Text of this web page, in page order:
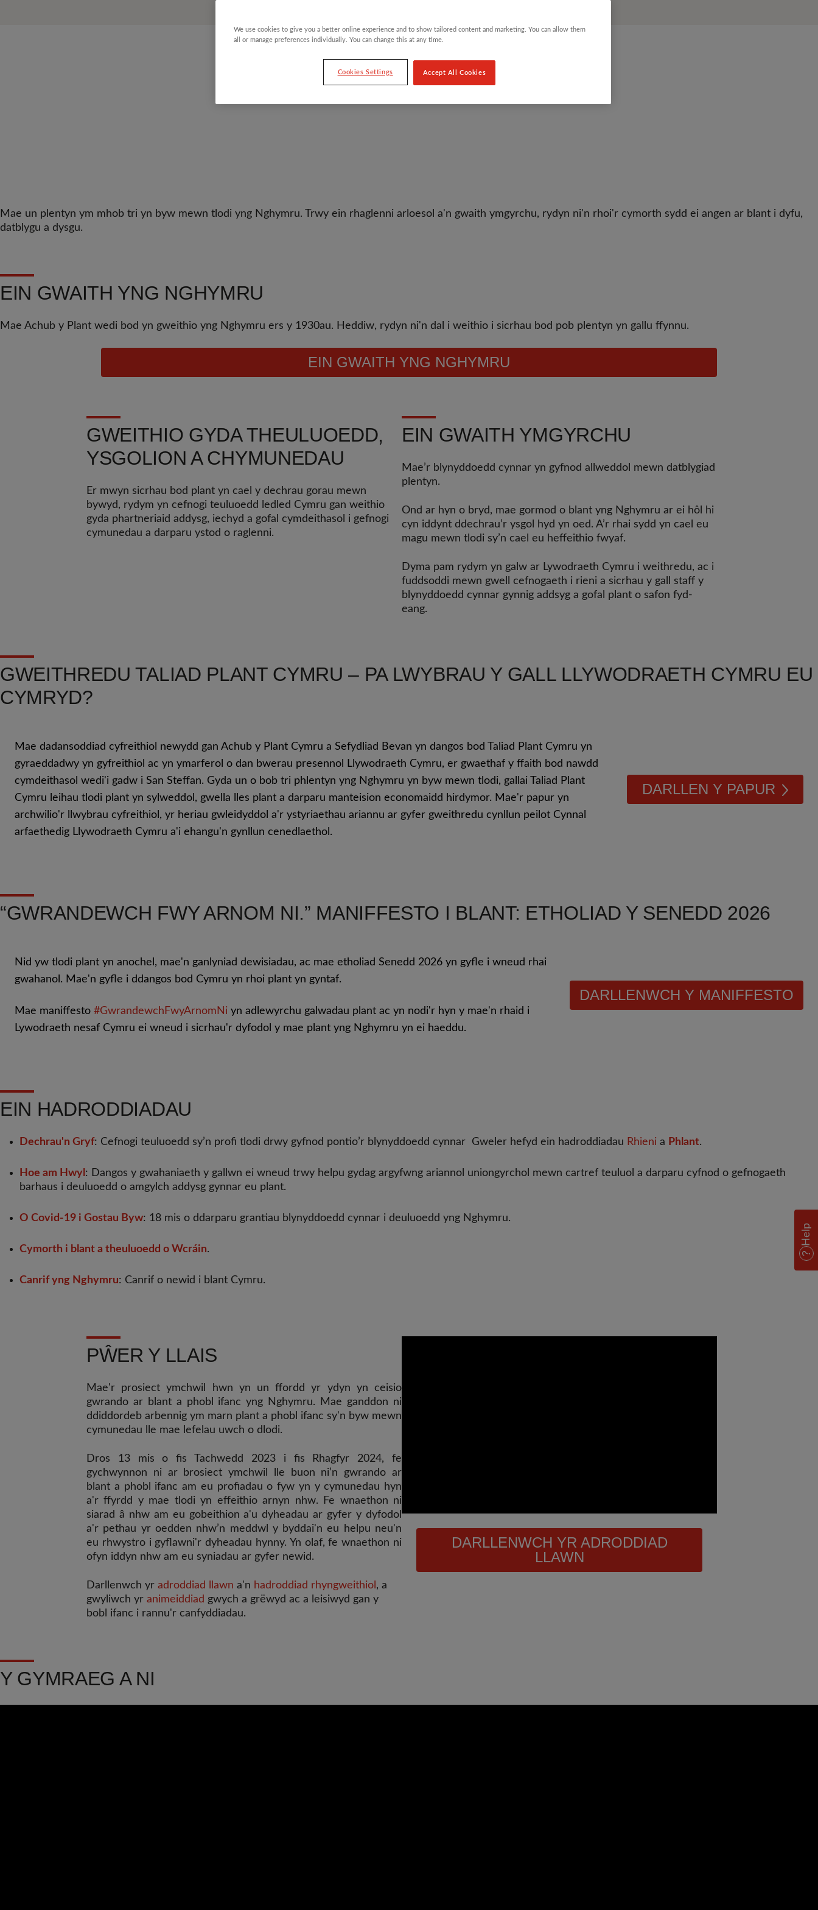
Mae un plentyn ym mhob tri yn byw mewn tlodi yng Nghymru. Trwy ein rhaglenni arloesol a'n gwaith ymgyrchu, rydyn ni'n rhoi'r cymorth sydd ei angen ar blant i dyfu,
datblygu a dysgu.
EIN GWAITH YNG NGHYMRU
Mae Achub y Plant wedi bod yn gweithio yng Nghymru ers y 1930au. Heddiw, rydyn ni'n dal i weithio i sicrhau bod pob plentyn yn gallu ffynnu.
EIN GWAITH YNG NGHYMRU
GWEITHIO GYDA THEULUOEDD,
YSGOLION A CHYMUNEDAU
Er mwyn sicrhau bod plant yn cael y dechrau gorau mewn
bywyd, rydym yn cefnogi teuluoedd ledled Cymru gan weithio
gyda phartneriaid addysg, iechyd a gofal cymdeithasol i gefnogi
cymunedau a darparu ystod o raglenni.
EIN GWAITH YMGYRCHU
Mae’r blynyddoedd cynnar yn gyfnod allweddol mewn datblygiad
plentyn.
Ond ar hyn o bryd, mae gormod o blant yng Nghymru ar ei hôl hi
cyn iddynt ddechrau’r ysgol hyd yn oed. A’r rhai sydd yn cael eu
magu mewn tlodi sy’n cael eu heffeithio fwyaf.
Dyma pam rydym yn galw ar Lywodraeth Cymru i weithredu, ac i
fuddsoddi mewn gwell cefnogaeth i rieni a sicrhau y gall staff y
blynyddoedd cynnar gynnig addsyg a gofal plant o safon fyd-
eang.
GWEITHREDU TALIAD PLANT CYMRU – PA LWYBRAU Y GALL LLYWODRAETH CYMRU EU
CYMRYD?
Mae dadansoddiad cyfreithiol newydd gan Achub y Plant Cymru a Sefydliad Bevan yn dangos bod Taliad Plant Cymru yn
gyraeddadwy yn gyfreithiol ac yn ymarferol o dan bwerau presennol Llywodraeth Cymru, er gwaethaf y ffaith bod nawdd
cymdeithasol wedi'i gadw i San Steffan. Gyda un o bob tri phlentyn yng Nghymru yn byw mewn tlodi, gallai Taliad Plant
Cymru leihau tlodi plant yn sylweddol, gwella lles plant a darparu manteision economaidd hirdymor. Mae'r papur yn
archwilio'r llwybrau cyfreithiol, yr heriau gwleidyddol a'r ystyriaethau ariannu ar gyfer gweithredu cynllun peilot Cynnal
arfaethedig Llywodraeth Cymru a'i ehangu'n gynllun cenedlaethol.
DARLLEN Y PAPUR
“GWRANDEWCH FWY ARNOM NI.” MANIFFESTO I BLANT: ETHOLIAD Y SENEDD 2026
Nid yw tlodi plant yn anochel, mae'n ganlyniad dewisiadau, ac mae etholiad Senedd 2026 yn gyfle i wneud rhai
gwahanol. Mae'n gyfle i ddangos bod Cymru yn rhoi plant yn gyntaf.
Mae maniffesto #GwrandewchFwyArnomNi yn adlewyrchu galwadau plant ac yn nodi'r hyn y mae'n rhaid i
Lywodraeth nesaf Cymru ei wneud i sicrhau'r dyfodol y mae plant yng Nghymru yn ei haeddu.
DARLLENWCH Y MANIFFESTO
EIN HADRODDIADAU
Dechrau'n Gryf: Cefnogi teuluoedd sy’n profi tlodi drwy gyfnod pontio’r blynyddoedd cynnar Gweler hefyd ein hadroddiadau Rhieni a Phlant.
Hoe am Hwyl : Dangos y gwahaniaeth y gallwn ei wneud trwy helpu gydag argyfwng ariannol uniongyrchol mewn cartref teuluol a darparu cyfnod o gefnogaeth
barhaus i deuluoedd o amgylch addysg gynnar eu plant.
O Covid-19 i Gostau Byw: 18 mis o ddarparu grantiau blynyddoedd cynnar i deuluoedd yng Nghymru.
Cymorth i blant a theuluoedd o Wcráin.
Canrif yng Nghymru: Canrif o newid i blant Cymru.
PŴER Y LLAIS
Mae'r prosiect ymchwil hwn yn un ffordd yr ydyn yn ceisio
gwrando ar blant a phobl ifanc yng Nghymru. Mae ganddon ni
ddiddordeb arbennig ym marn plant a phobl ifanc sy'n byw mewn
cymunedau lle mae lefelau uwch o dlodi.
Dros 13 mis o fis Tachwedd 2023 i fis Rhagfyr 2024, fe
gychwynnon ni ar brosiect ymchwil lle buon ni’n gwrando ar
blant a phobl ifanc am eu profiadau o fyw yn y cymunedau hyn
a'r ffyrdd y mae tlodi yn effeithio arnyn nhw. Fe wnaethon ni
siarad â nhw am eu gobeithion a'u dyheadau ar gyfer y dyfodol
a'r pethau yr oedden nhw’n meddwl y byddai'n eu helpu neu'n
eu rhwystro i gyflawni'r dyheadau hynny. Yn olaf, fe wnaethon ni
ofyn iddyn nhw am eu syniadau ar gyfer newid.
Darllenwch yr adroddiad llawn a'n hadroddiad rhyngweithiol , a
gwyliwch yr animeiddiad gwych a grëwyd ac a leisiwyd gan y
bobl ifanc i rannu'r canfyddiadau.
DARLLENWCH YR ADRODDIAD
LLAWN
Y GYMRAEG A NI
Help
We use cookies to give you a better online experience and to show tailored content and marketing. You can allow them
all or manage preferences individually. You can change this at any time.
Cookies Settings Accept All Cookies